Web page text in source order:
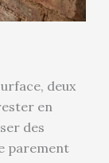
deux
en
des
parement